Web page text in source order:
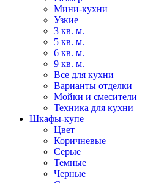
Мини-кухни
Узкие
3 кв. м.
5 кв. м.
6 кв. м.
9 кв. м.
Все для кухни
Варианты отделки
Мойки и смесители
Техника для кухни
Шкафы-купе
Цвет
Коричневые
Серые
Темные
Черные